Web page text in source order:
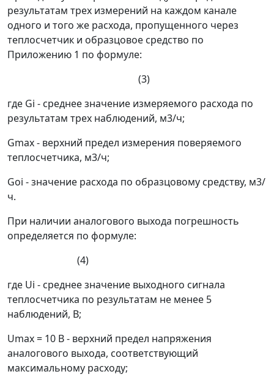
результатам трех измерений на каждом канале
одного и того же расхода, пропущенного через
теплосчетчик и образцовое средство по
Приложению 1 по формуле:
(3)
где Gi - среднее значение измеряемого расхода по
результатам трех наблюдений, м3/ч;
Gmax- верхний предел измерения поверяемого
теплосчетчика, м3/ч;
Goi - значение расхода по образцовому средству, м3/
ч.
При наличии аналогового выхода погрешность
определяется по формуле:
(4)
где Ui - среднее значение выходного сигнала
теплосчетчика по результатам не менее 5
наблюдений, В;
Umax= 10 В - верхний предел напряжения
аналогового выхода, соответствующий
максимальному расходу;